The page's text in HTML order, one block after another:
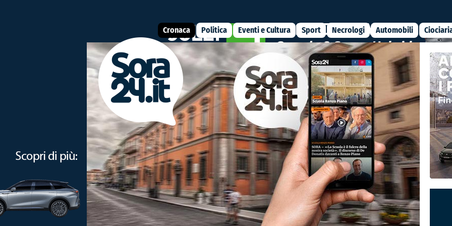
Cronaca Politica Eventi e Cultura Sport Necrologi Automobili